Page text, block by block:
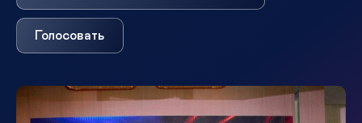
Голосовать